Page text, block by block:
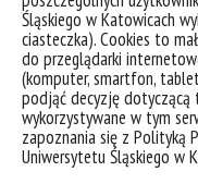
Śląskiego w Katowicach
ciasteczka). Cookies to
do przeglądarki
(komputer, smartfon,
podjąć decyzję dotyczącą
wykorzystywane w tym
zapoznania się z Polityką
Uniwersytetu Śląskiego w
in relation to the need
This book is a result of
the long-term project –
persons as a special
rights law perspective”
Centre, Poland.